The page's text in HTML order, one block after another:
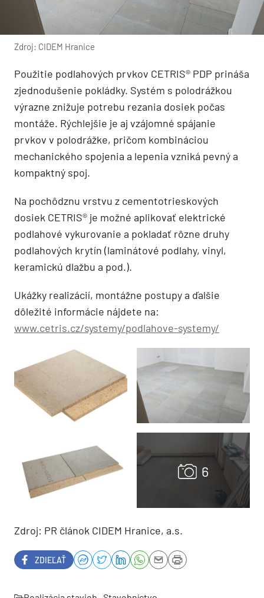
Zdroj: CIDEM Hranice
Použitie podlahových prvkov CETRIS® PDP prináša
zjednodušenie pokládky. Systém s polodrážkou
výrazne znižuje potrebu rezania dosiek počas
montáže. Rýchlejšie je aj vzájomné spájanie
prvkov v polodrážke, pričom kombináciou
mechanického spojenia a lepenia vzniká pevný a
kompaktný spoj.
Na pochôdznu vrstvu z cementotrieskových
dosiek CETRIS® je možné aplikovať elektrické
podlahové vykurovanie a pokladať rôzne druhy
podlahových krytín (laminátové podlahy, vinyl,
keramickú dlažbu a pod.).
Ukážky realizácií, montážne postupy a ďalšie
dôležité informácie nájdete na:
www.cetris.cz/systemy/podlahove-systemy/
Zdroj: PR článok CIDEM Hranice, a.s.
ZDIEĽAŤ